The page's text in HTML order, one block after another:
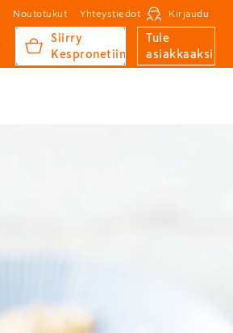
Noutotukut Yhteystiedot Kirjaudu
Siirry
Kespronetiin
Tule
asiakkaaksi